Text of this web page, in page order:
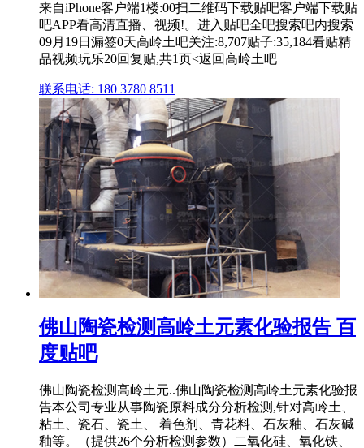
来自iPhone客户端1楼:00扫二维码下载贴吧客户端下载贴
吧APP看高清直播、视频!。进入贴吧全吧搜索吧内搜索
09月19日漏签0天高岭土吧关注:8,707贴子:35,184看贴精
品视频玩乐20回复贴,共1页<返回高岭土吧
联系电话: 180 3780 8511
佛山陶瓷检测高岭土元素化验报告 百
度贴吧
佛山陶瓷检测高岭土元..佛山陶瓷检测高岭土元素化验报
告本公司专业从事陶瓷原料成分分析检测,针对高岭土、
粘土、瓷石、瓷土、 着色剂、青花料、石灰釉、石灰碱
釉等。（提供26个分析检测参数）二氧化硅、氧化铁、